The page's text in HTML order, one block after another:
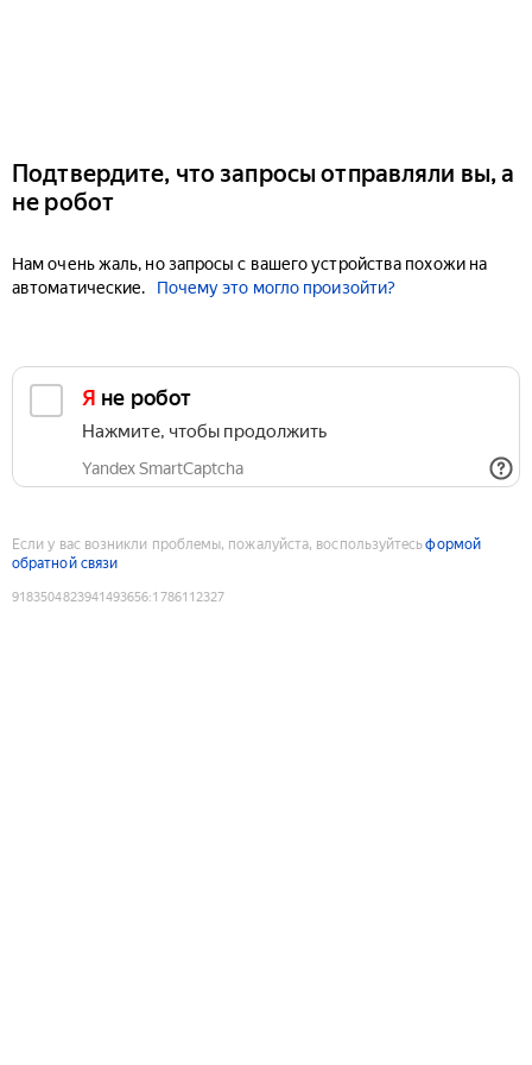
Подтвердите, что запросы отправляли вы, а
не робот
Нам очень жаль, но запросы с вашего устройства похожи на
автоматические.
Почему это могло произойти?
Я не робот
Нажмите, чтобы продолжить
Yandex SmartCaptcha
Если у вас возникли проблемы, пожалуйста, воспользуйтесьформой
обратной связи
9183504823941493656:1786112327